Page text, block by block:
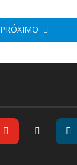
PRÓXIMO